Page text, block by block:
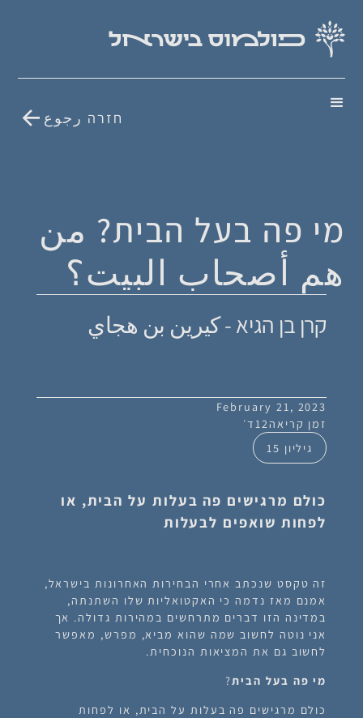
חזרה رجوع
מי פה בעל הבית? من
هم أصحاب البيت؟
קרן בן הגיא - كيرين بن هجاي
February 21, 2023
זמן קריאה12ד׳
גיליון 15
כולם מרגישים פה בעלות על הבית, או
לפחות שואפים לבעלות
זה טקסט שנכתב אחרי הבחירות האחרונות בישראל,
אמנם מאז נדמה כי האקטואליות שלו השתנתה,
במדינה הזו דברים מתרחשים במהירות גדולה. אך
אני נוטה לחשוב שמה שהוא מביא, מפרש, מאפשר
לחשוב גם את המציאות הנוכחית.
מי פה בעל הבית?
כולם מרגישים פה בעלות על הבית, או לפחות